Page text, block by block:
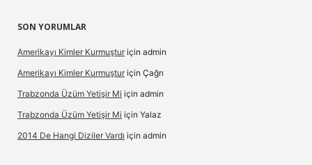
SON YORUMLAR
Amerikayı Kimler Kurmuştur için admin
Amerikayı Kimler Kurmuştur için Çağrı
Trabzonda Üzüm Yetişir Mi için admin
Trabzonda Üzüm Yetişir Mi için Yalaz
2014 De Hangi Diziler Vardı için admin